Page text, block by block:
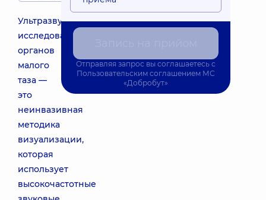
Ультразвуковое
исследование
органов
малого
таза —
это
неинвазивная
методика
визуализации,
которая
использует
высокочастотные
Отправляя запрос вы соглашаетесь с
Пользовательским соглашением МС
«Добробут»